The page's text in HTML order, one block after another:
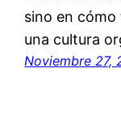
sino en
una cultura
Noviembre 27,